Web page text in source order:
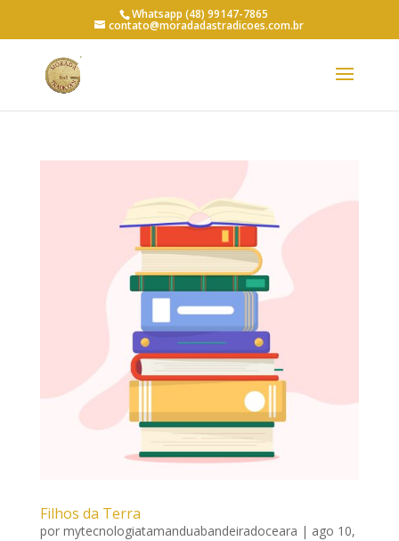
Whatsapp (48) 99147-7865
contato@moradadastradicoes.com.br
Filhos da Terra
por mytecnologiatamanduabandeiradoceara | ago 10,